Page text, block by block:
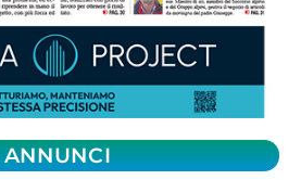
ANNUNCI